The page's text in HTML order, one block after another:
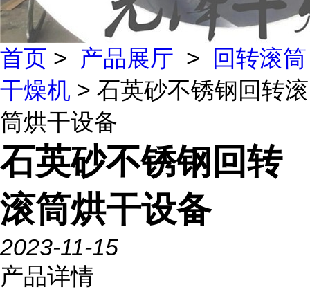
首页 > 产品展厅 >
回转滚筒
干燥机 > 石英砂不锈钢回转滚
筒烘干设备
石英砂不锈钢回转
滚筒烘干设备
2023-11-15
产品详情